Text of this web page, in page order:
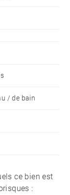
/ de bain
ce bien est
: